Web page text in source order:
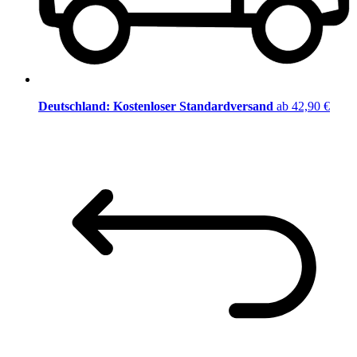
Deutschland: Kostenloser Standardversand ab 42,90 €